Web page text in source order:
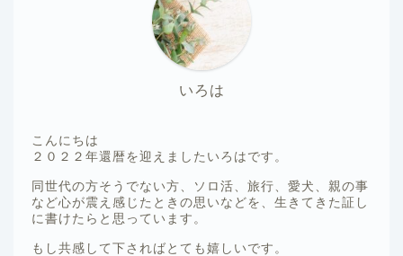
いろは
こんにちは
２０２２年還暦を迎えましたいろはです。
同世代の方そうでない方、ソロ活、旅行、愛犬、親の事
など心が震え感じたときの思いなどを、生きてきた証し
に書けたらと思っています。
もし共感して下さればとても嬉しいです。